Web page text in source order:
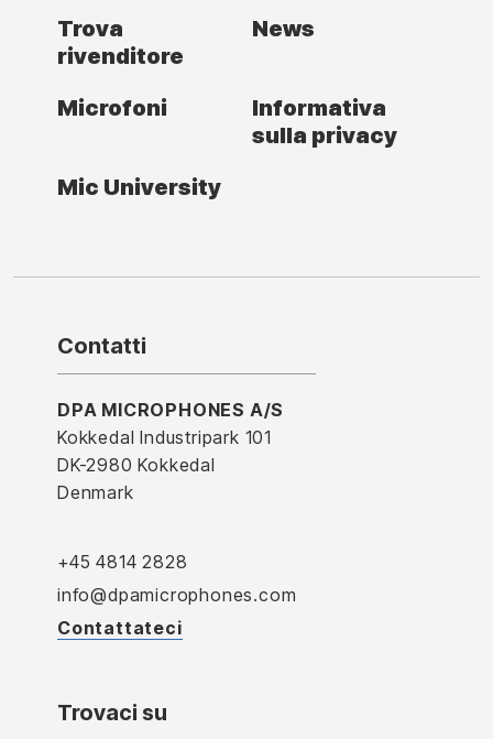
Trova
rivenditore
News
Microfoni
Informativa
sulla privacy
Mic University
Contatti
DPA MICROPHONES A/S
Kokkedal Industripark 101
DK-2980 Kokkedal
Denmark
+45 4814 2828
info@dpamicrophones.com
Contattateci
Trovaci su